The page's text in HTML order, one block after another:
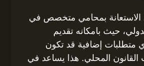
الاستعانة بمحامي متخصص في
حيث بامكانه تقديم
متطلبات إضافية قد تكون
المحلي. هذا يساعد في